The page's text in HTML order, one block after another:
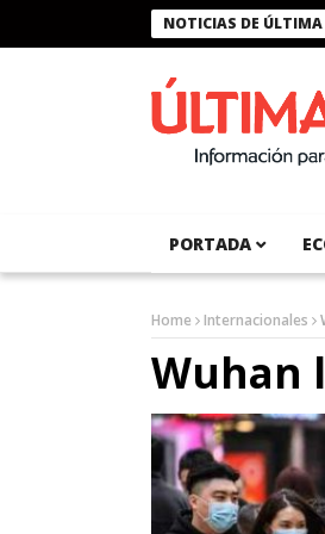
NOTICIAS DE
Presidente Bukele
PORTADA
Home Internacionales
Wuhan